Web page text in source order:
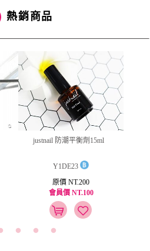
熱銷商品
justnail 防潮平衡劑15ml
Y1DE23
原價 NT.200
會員價 NT.100